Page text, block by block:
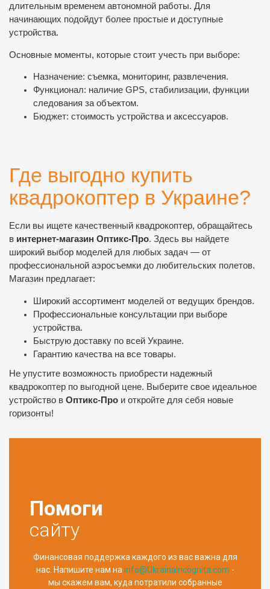
длительным временем автономной работы. Для
начинающих подойдут более простые и доступные
устройства.
Основные моменты, которые стоит учесть при выборе:
Назначение: съемка, мониторинг, развлечения.
Функционал: наличие GPS, стабилизации, функции
следования за объектом.
Бюджет: стоимость устройства и аксессуаров.
Где выгодно купить
квадрокоптер в Украине?
Если вы ищете качественный квадрокоптер, обращайтесь
в интернет-магазин Оптикс-Про. Здесь вы найдете
широкий выбор моделей для любых задач — от
профессиональной аэросъемки до любительских полетов.
Магазин предлагает:
Широкий ассортимент моделей от ведущих брендов.
Профессиональные консультации при выборе
устройства.
Быструю доставку по всей Украине.
Гарантию качества на все товары.
Не упустите возможность приобрести надежный
квадрокоптер по выгодной цене. Выберите свое идеальное
устройство в Оптикс-Про и откройте для себя новые
горизонты!
Помоги
сайту
Финансовая поддержка каждого из вас важна для
нас. Напишите нам на info@UkrainaIncognita.com -
мы скажем вам, куда потратили собранные